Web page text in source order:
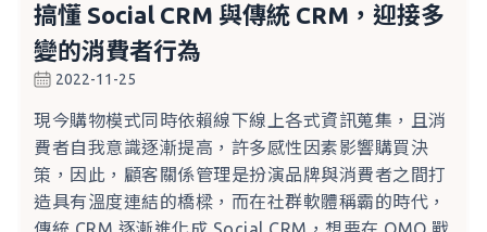
搞懂 Social CRM 與傳統 CRM，迎接多
變的消費者行為
2022-11-25
現今購物模式同時依賴線下線上各式資訊蒐集，且消
費者自我意識逐漸提高，許多感性因素影響購買決
策，因此，顧客關係管理是扮演品牌與消費者之間打
造具有溫度連結的橋樑，而在社群軟體稱霸的時代，